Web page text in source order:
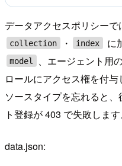
データアクセスポリシー
collection ・ index に
model 、エージェント用
ロールにアクセス権を付与
ソースタイプを忘れると
ト登録が 403 で失敗します
data.json: